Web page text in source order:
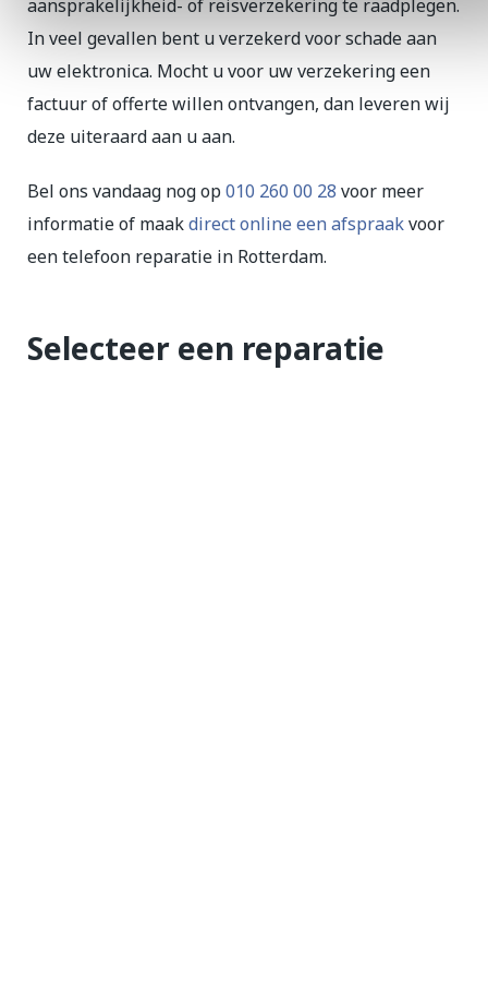
aansprakelijkheid- of reisverzekering te raadplegen.
In veel gevallen bent u verzekerd voor schade aan
uw elektronica. Mocht u voor uw verzekering een
factuur of offerte willen ontvangen, dan leveren wij
deze uiteraard aan u aan.
Bel ons vandaag nog op010 260 00 28 voor meer
informatie of maakdirect online een afspraakvoor
een telefoon reparatie in Rotterdam.
Selecteer een reparatie